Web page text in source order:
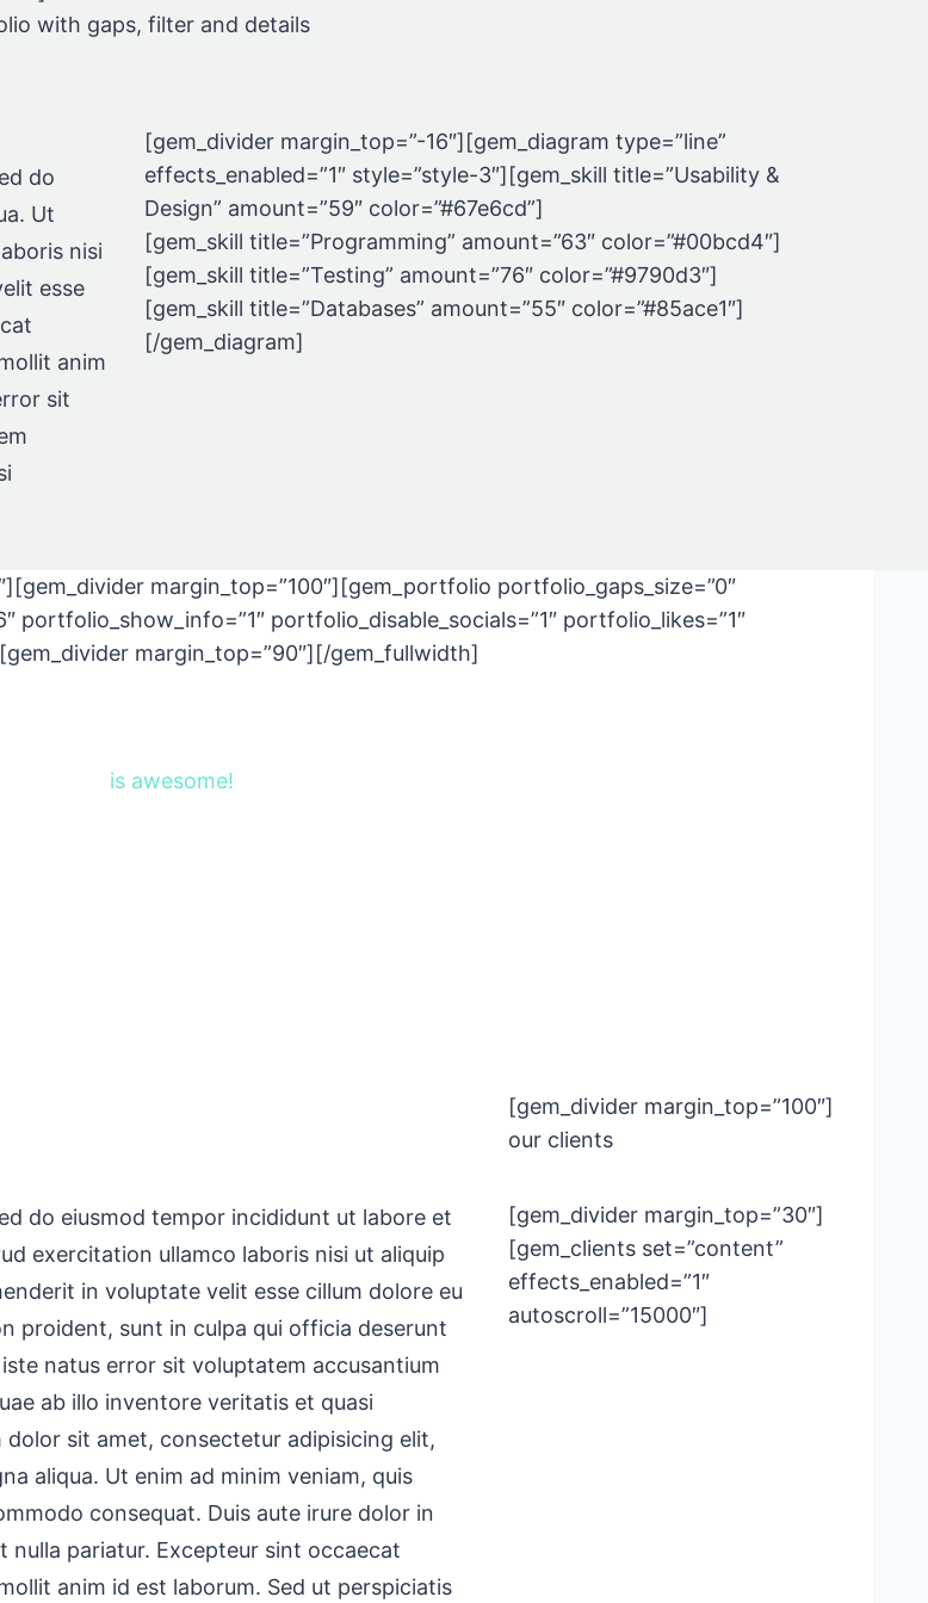
with gaps, filter and details
do
Ut
nisi
esse
anim
sit
[gem_divider margin_top=”-16″][gem_diagram type=”line”
effects_enabled=”1″ style=”style-3″][gem_skill title=”Usability &
Design” amount=”59″ color=”#67e6cd”]
[gem_skill title=”Programming” amount=”63″ color=”#00bcd4″]
[gem_skill title=”Testing” amount=”76″ color=”#9790d3″]
[gem_skill title=”Databases” amount=”55″ color=”#85ace1″]
[/gem_diagram]
margin_top=”100″][gem_portfolio portfolio_gaps_size=”0″
portfolio_disable_socials=”1″ portfolio_likes=”1″
margin_top=”90″][/gem_fullwidth]
is awesome!
do eiusmod tempor incididunt ut labore et
exercitation ullamco laboris nisi ut aliquip
in voluptate velit esse cillum dolore eu
proident, sunt in culpa qui officia deserunt
natus error sit voluptatem accusantium
ab illo inventore veritatis et quasi
sit amet, consectetur adipisicing elit,
aliqua. Ut enim ad minim veniam, quis
consequat. Duis aute irure dolor in
pariatur. Excepteur sint occaecat
anim id est laborum. Sed ut perspiciatis
[gem_divider margin_top=”100″]
our clients
[gem_divider margin_top=”30″]
[gem_clients set=”content”
effects_enabled=”1″
autoscroll=”15000″]